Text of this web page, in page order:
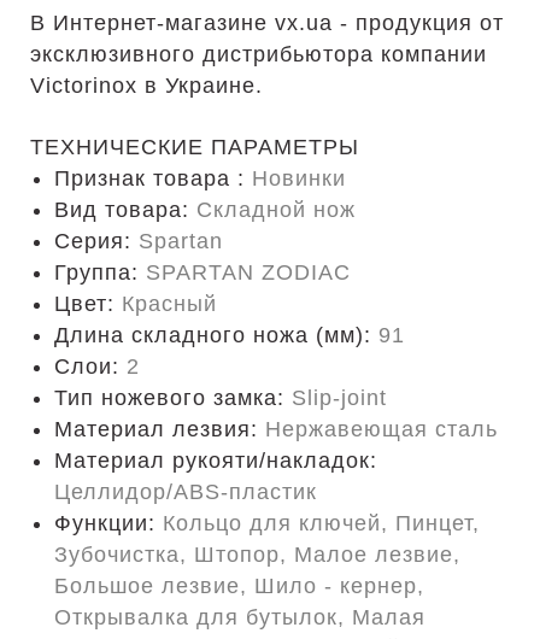
В Интернет-магазине vx.ua - продукция от
эксклюзивного дистрибьютора компании
Victorinox в Украине.
ТЕХНИЧЕСКИЕ ПАРАМЕТРЫ
Признак товара : Новинки
Вид товара: Складной нож
Серия: Spartan
Группа: SPARTAN ZODIAC
Цвет: Красный
Длина складного ножа (мм): 91
Слои: 2
Тип ножевого замка: Slip-joint
Материал лезвия: Нержавеющая сталь
Материал рукояти/накладок:
Целлидор/ABS-пластик
Функции: Кольцо для ключей, Пинцет,
Зубочистка, Штопор, Малое лезвие,
Большое лезвие, Шило - кернер,
Открывалка для бутылок, Малая